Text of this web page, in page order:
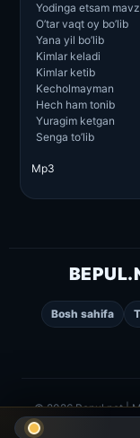
Yodinga etsam
O’tar vaqt oy bo’lib
Yana yil bo’lib
Kimlar keladi
Kimlar ketib
Kecholmayman
Hech ham tonib
Yuragim ketgan
Senga to’lib
Mp3
Bosh sahifa
© 2026 Bepul.net |